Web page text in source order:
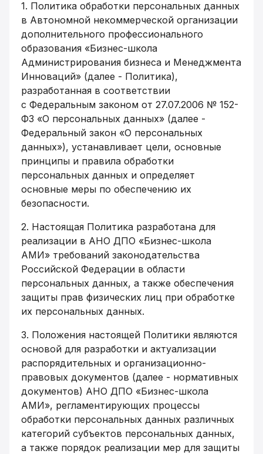
1. Политика обработки персональных данных
в Автономной некоммерческой организации
дополнительного профессионального
образования «Бизнес-школа
Администрирования бизнеса и Менеджмента
Инноваций» (далее - Политика),
разработанная в соответствии
с Федеральным законом от 27.07.2006 № 152-
ФЗ «О персональных данных» (далее -
Федеральный закон «О персональных
данных»), устанавливает цели, основные
принципы и правила обработки
персональных данных и определяет
основные меры по обеспечению их
безопасности.
2. Настоящая Политика разработана для
реализации в АНО ДПО «Бизнес-школа
АМИ» требований законодательства
Российской Федерации в области
персональных данных, а также обеспечения
защиты прав физических лиц при обработке
их персональных данных.
3. Положения настоящей Политики являются
основой для разработки и актуализации
распорядительных и организационно-
правовых документов (далее - нормативных
документов) АНО ДПО «Бизнес-школа
АМИ», регламентирующих процессы
обработки персональных данных различных
категорий субъектов персональных данных,
а также порядок реализации мер для защиты